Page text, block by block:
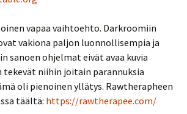
vapaa vaihtoehto. Darkroomiin
vakiona paljon luonnollisempia ja
sanoen ohjelmat eivät avaa kuvia
tekevät niihin joitain parannuksia
oli pienoinen yllätys. Rawtherapheen
täältä: https://rawtherapee.com/